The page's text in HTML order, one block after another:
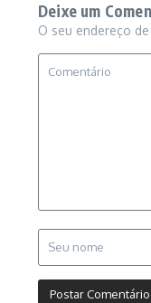
Deixe um
O seu endereço